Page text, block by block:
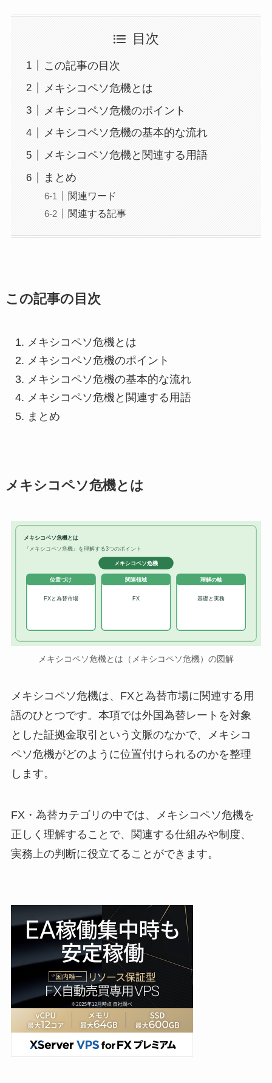
目次
この記事の目次
メキシコペソ危機とは
メキシコペソ危機のポイント
メキシコペソ危機の基本的な流れ
メキシコペソ危機と関連する用語
まとめ
関連ワード
関連する記事
この記事の目次
メキシコペソ危機とは
メキシコペソ危機のポイント
メキシコペソ危機の基本的な流れ
メキシコペソ危機と関連する用語
まとめ
メキシコペソ危機とは
メキシコペソ危機とは
『メキシコペソ危機』を理解する3つのポイント
メキシコペソ危機
位置づけ
FXと為替市場
関連領域
FX
理解の軸
基礎と実務
メキシコペソ危機とは（メキシコペソ危機）の図解
メキシコペソ危機は、FXと為替市場に関連する用
語のひとつです。本項では外国為替レートを対象
とした証拠金取引という文脈のなかで、メキシコ
ペソ危機がどのように位置付けられるのかを整理
します。
FX・為替カテゴリの中では、メキシコペソ危機を
正しく理解することで、関連する仕組みや制度、
実務上の判断に役立てることができます。